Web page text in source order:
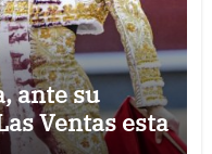
ante su
Ventas esta